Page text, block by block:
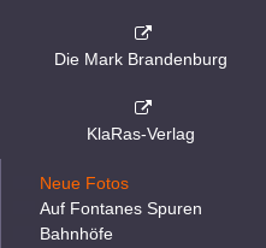
Die Mark Brandenburg
KlaRas-Verlag
Neue Fotos
Auf Fontanes Spuren
Bahnhöfe